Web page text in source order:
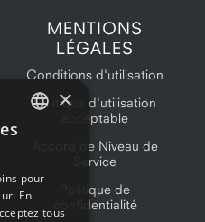
MENTIONS
LÉGALES
Conditions d'utilisation
Politique d'utilisation
acceptable
Accord de Niveau de
Service
Politique de
confidentialité
×
pour
En
tous